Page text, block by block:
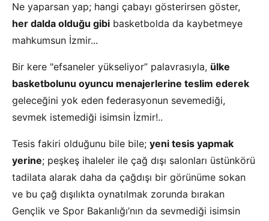
Ne yaparsan yap; hangi çabayı gösterirsen göster,
her dalda olduğu gibi basketbolda da kaybetmeye
mahkumsun İzmir...
Bir kere "efsaneler yükseliyor” palavrasıyla, ülke
basketbolunu oyuncu menajerlerine teslim ederek
geleceğini yok eden federasyonun sevemediği,
sevmek istemediği isimsin İzmir!..
Tesis fakiri olduğunu bile bile; yeni tesis yapmak
yerine; peşkeş ihaleler ile çağ dışı salonları üstünkörü
tadilata alarak daha da çağdışı bir görünüme sokan
ve bu çağ dışılıkta oynatılmak zorunda bırakan
Gençlik ve Spor Bakanlığı’nın da sevmediği isimsin